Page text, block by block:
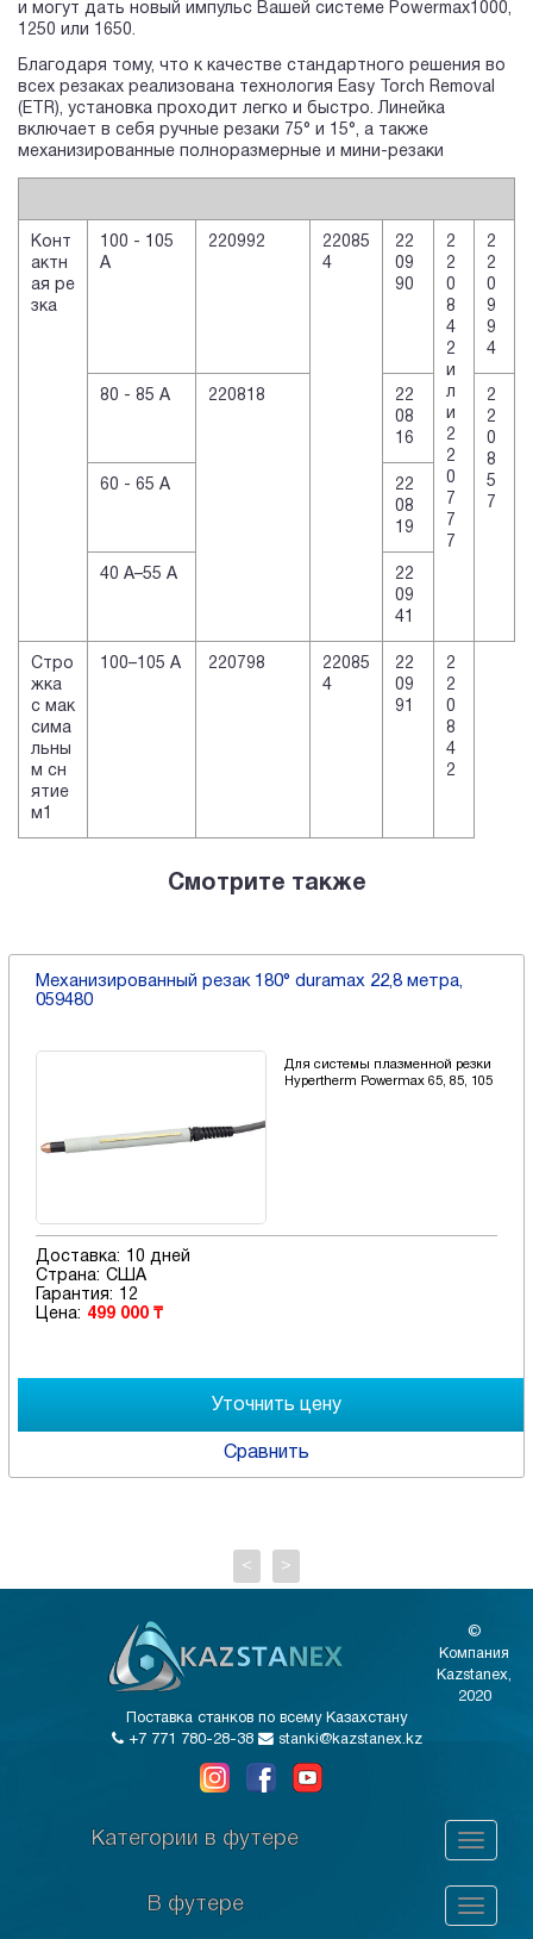
и могут дать новый импульс Вашей системе Powermax1000,
1250 или 1650.
Благодаря тому, что к качестве стандартного решения во
всех резаках реализована технология Easy Torch Removal
(ETR), установка проходит легко и быстро. Линейка
включает в себя ручные резаки 75° и 15°, а также
механизированные полноразмерные и мини-резаки
Конт
актн
ая ре
зка
100 - 105
А
220992
22085
4
22
09
90
2
2
0
8
4
2
и
л
и
2
2
0
7
7
7
2
2
0
9
9
4
80 - 85 А 220818
22
08
16
2
2
0
8
5
7
60 - 65 А
22
08
19
40 А–55 А
22
09
41
Стро
жка
с мак
сима
льны
м сн
ятие
м1
100–105 А 220798
22085
4
22
09
91
2
2
0
8
4
2
Смотрите также
Механизированный резак 180° duramax 22,8 метра,
059480
Для системы плазменной резки
Hypertherm Powermax 65, 85, 105
Доставка:
10 дней
Страна: США
Гарантия:
12
Цена: 499 000 ₸
Сравнить
< >
©
Компания
Kazstanex,
2020
Поставка станков по всему Казахстану
+7 771 780-28-38
stanki@kazstanex.kz
Категории в футере
В футере